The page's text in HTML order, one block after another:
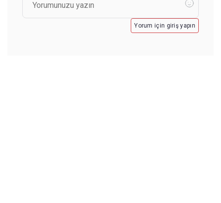
Yorum için giriş yapın